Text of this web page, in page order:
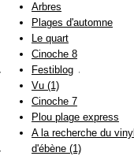
Arbres
Plages d'automne
Le quart
Cinoche 8
Festiblog
Vu (1)
Cinoche 7
Plou plage express
A la recherche du vinyl
d'ébène (1)